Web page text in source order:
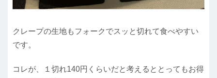
クレープの生地もフォークでスッと切れて食べやすい
です。
コレが、１切れ140円くらいだと考えるととってもお得